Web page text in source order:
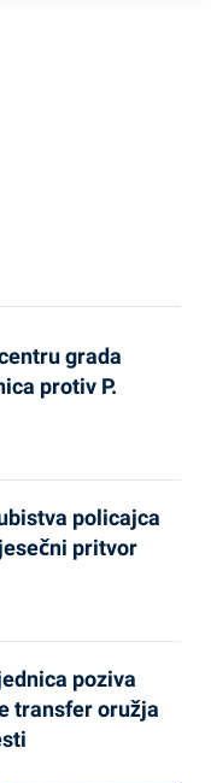
grada
protiv P.
policajca
pritvor
poziva
transfer oružja